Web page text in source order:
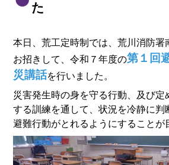
た
本日、荒工定時制では、荒川消防署
お招きして、令和７年度の第１回
災講話を行いました。
災害発生時の身を守る行動、及び定
する訓練を通して、状況を冷静に判
避難行動がとれるようにすることが